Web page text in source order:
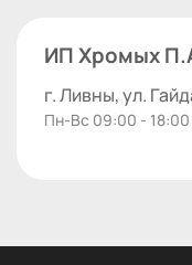
ИП Хромых
г. Ливны, ул.
Пн-Вс 09:00 - 18:00